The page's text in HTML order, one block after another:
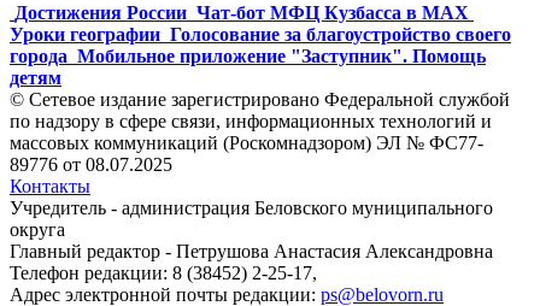
Достижения России Чат-бот МФЦ Кузбасса в MAX
Уроки географии Голосование за благоустройство своего
города Мобильное приложение "Заступник". Помощь
детям
© Сетевое издание зарегистрировано Федеральной службой
по надзору в сфере связи, информационных технологий и
массовых коммуникаций (Роскомнадзором) ЭЛ № ФС77-
89776 от 08.07.2025
Контакты
Учредитель - администрация Беловского муниципального
округа
Главный редактор - Петрушова Анастасия Александровна
Телефон редакции: 8 (38452) 2-25-17,
Адрес электронной почты редакции: ps@belovorn.ru